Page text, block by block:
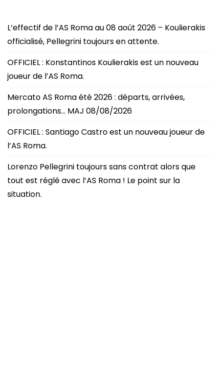
L’effectif de l’AS Roma au 08 août 2026 – Koulierakis
officialisé, Pellegrini toujours en attente.
OFFICIEL : Konstantinos Koulierakis est un nouveau
joueur de l’AS Roma.
Mercato AS Roma été 2026 : départs, arrivées,
prolongations… MAJ 08/08/2026
OFFICIEL : Santiago Castro est un nouveau joueur de
l’AS Roma.
Lorenzo Pellegrini toujours sans contrat alors que
tout est réglé avec l’AS Roma ! Le point sur la
situation.